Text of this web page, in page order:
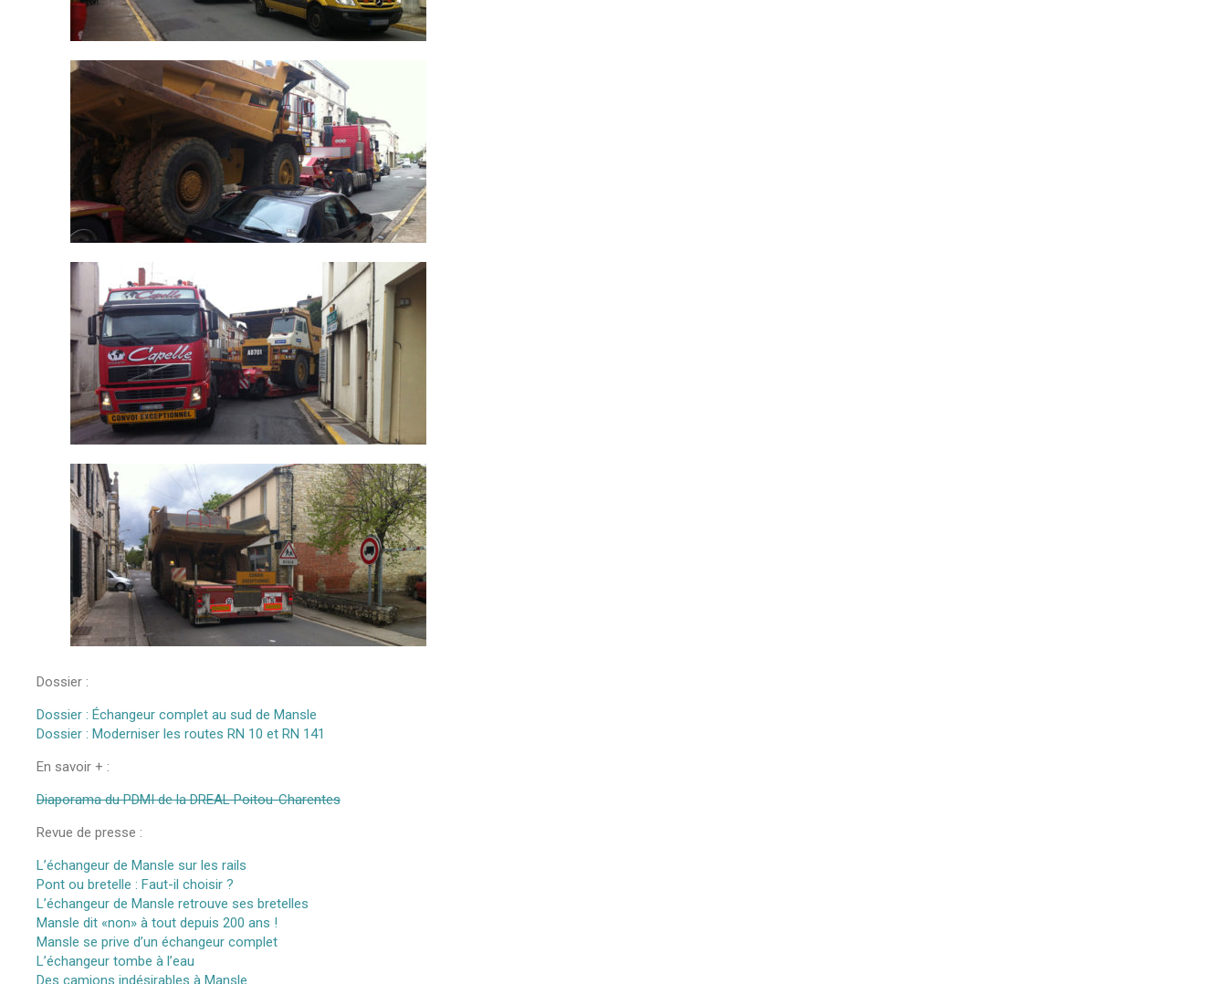
Dossier :
Dossier : Échangeur complet au sud de Mansle
Dossier : Moderniser les routes RN 10 et RN 141
En savoir + :
Diaporama du PDMI de la DREAL Poitou-Charentes
Revue de presse :
L’échangeur de Mansle sur les rails
Pont ou bretelle : Faut-il choisir ?
L’échangeur de Mansle retrouve ses bretelles
Mansle dit «non» à tout depuis 200 ans !
Mansle se prive d’un échangeur complet
L’échangeur tombe à l’eau
Des camions indésirables à Mansle